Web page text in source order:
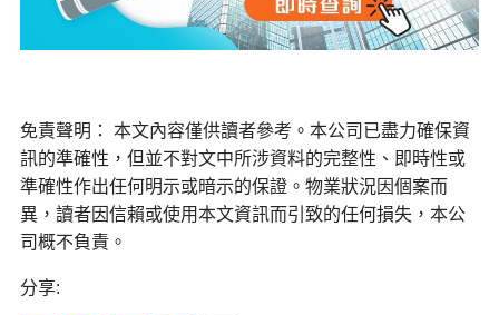
免責聲明： 本文內容僅供讀者參考。本公司已盡力確保資
訊的準確性，但並不對文中所涉資料的完整性、即時性或
準確性作出任何明示或暗示的保證。物業狀況因個案而
異，讀者因信賴或使用本文資訊而引致的任何損失，本公
司概不負責。
分享: